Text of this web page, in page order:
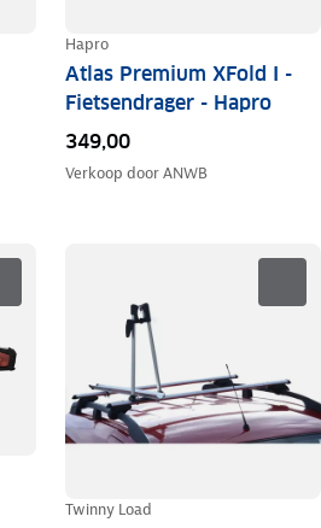
Hapro
Atlas Premium XFold I -
Fietsendrager - Hapro
349,00
Verkoop doorANWB
Twinny Load